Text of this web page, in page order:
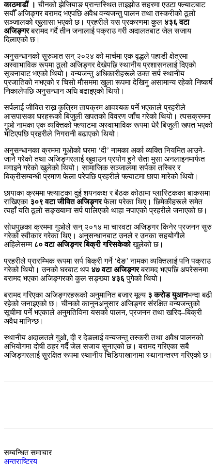
काठमाडौं । चीनको झेजियाङ प्रान्तस्थित ताइझोउ सहरमा एउटा फ्ल्याटबाट
सयौँ अजिङ्गर बरामद भएपछि अवैध वन्यजन्तु पालन तथा तस्करीको ठूलो
सञ्जालको खुलासा भएको छ। प्रहरीले यस प्रकरणमा कुल ४३६ वटा
अजिङ्गरबरामद गर्दै तीन जनालाई पक्राउ गरी अदालतबाट जेल सजाय
दिलाएको छ।
अनुसन्धानको सुरुआत सन् २०२४ को मार्चमा एक वृद्धले पहाडी क्षेत्रमा
अस्वाभाविक रूपमा ठूलो अजिङ्गर देखेपछि स्थानीय प्रशासनलाई दिएको
सूचनाबाट भएको थियो। वन्यजन्तु अधिकारीहरूले उक्त सर्प स्थानीय
प्रजातिको नभएको र चिसो मौसममा खुला रूपमा देखिनु असामान्य रहेको निष्कर्ष
निकालेपछि अनुसन्धान अघि बढाइएको थियो।
सर्पलाई जीवित राख्न कृत्रिम तापक्रम आवश्यक पर्ने भएकाले प्रहरीले
आसपासका घरहरूको बिजुली खपतको विवरण जाँच गरेको थियो। त्यसक्रममा
गुओ नामका एक व्यक्तिको फ्ल्याटमा अस्वाभाविक रूपमा धेरै बिजुली खपत भएको
भेटिएपछि प्रहरीले निगरानी बढाएको थियो।
अनुसन्धानका क्रममा गुओको घरमा ‘दी’ नामका अर्का व्यक्ति नियमित आउने-
जाने गरेको तथा अजिङ्गरलाई खुवाउन प्रयोग हुने सेता मुसा अनलाइनमार्फत
मगाइने गरेको खुलेको थियो। सामाजिक सञ्जालमा सर्पका तस्बिर र
बिक्रीसम्बन्धी प्रमाण फेला परेपछि प्रहरीले फ्ल्याटमा छापा मारेको थियो।
छापाका क्रममा फ्ल्याटका दुई शयनकक्ष र बैठक कोठामा प्लास्टिकका बाकसमा
राखिएका ३०९ वटा जीवित अजिङ्गरफेला परेका थिए। छिमेकीहरूले समेत
त्यहाँ यति ठूलो सङ्ख्यामा सर्प पालिएको थाहा नपाएको प्रहरीले जनाएको छ।
सोधपुछका क्रममा गुओले सन् २०१४ मा चारवटा अजिङ्गर किनेर प्रजनन सुरु
गरेको स्वीकार गरेका थिए। अनुसन्धानबाट उनले र उनका सहयोगीले
अहिलेसम्म ८० वटा अजिङ्गर बिक्री गरिसकेकोखुलेको छ।
प्रहरीले प्रारम्भिक रूपमा सर्प बिक्री गर्ने ‘देङ’ नामका व्यक्तिलाई पनि पक्राउ
गरेको थियो। उनको घरबाट थप ४७ वटा अजिङ्गरबरामद भएपछि अपरेसनमा
बरामद भएका अजिङ्गरको कुल सङ्ख्या ४३६ पुगेको थियो।
बरामद गरिएका अजिङ्गरहरूको अनुमानित बजार मूल्य ३ करोड युआनभन्दा बढी
रहेको जनाइएको छ। चीनको कानुनअनुसार अजिङ्गर संरक्षित वन्यजन्तुको
सूचीमा पर्ने भएकाले अनुमतिविना यसको पालन, प्रजनन तथा खरिद–बिक्री
अवैध मानिन्छ।
स्थानीय अदालतले गुओ, दी र देङलाई वन्यजन्तु तस्करी तथा अवैध पालनको
अभियोगमा दोषी ठहर गर्दै जेल सजाय सुनाएको छ। बरामद गरिएका सबै
अजिङ्गरलाई सुरक्षित रूपमा स्थानीय चिडियाखानामा स्थानान्तरण गरिएको छ।
सम्बन्धित समाचार
अन्तराष्ट्रिय